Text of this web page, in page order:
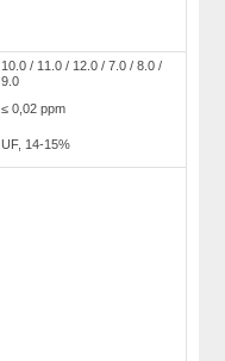
10.0 / 11.0 / 12.0 / 7.0 / 8.0 /
9.0
≤ 0,02 ppm
UF, 14-15%